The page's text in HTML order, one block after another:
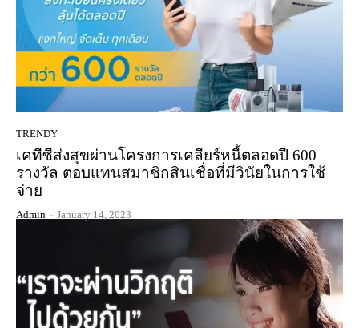
TRENDY
เคทีซีส่งสุขผ่านโครงการเคลียร์หนี้ตลอดปี 600
รางวัล ตอบแทนสมาชิกสินเชื่อที่มีวินัยในการใช้
จ่าย
Admin - January 14, 2023